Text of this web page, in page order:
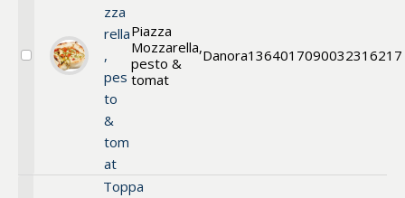
Välj
zza
rella
,
pes
to
&
tom
at
Piazza
Mozzarella,
pesto &
tomat
Danora1364017090032316217
Toppa